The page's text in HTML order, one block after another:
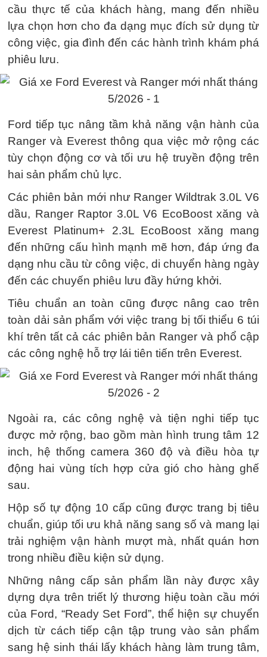
cầu thực tế của khách hàng, mang đến nhiều
lựa chọn hơn cho đa dạng mục đích sử dụng từ
công việc, gia đình đến các hành trình khám phá
phiêu lưu.
Ford tiếp tục nâng tầm khả năng vận hành của
Ranger và Everest thông qua việc mở rộng các
tùy chọn động cơ và tối ưu hệ truyền động trên
hai sản phẩm chủ lực.
Các phiên bản mới như Ranger Wildtrak 3.0L V6
dầu, Ranger Raptor 3.0L V6 EcoBoost xăng và
Everest Platinum+ 2.3L EcoBoost xăng mang
đến những cấu hình mạnh mẽ hơn, đáp ứng đa
dạng nhu cầu từ công việc, di chuyển hàng ngày
đến các chuyến phiêu lưu đầy hứng khởi.
Tiêu chuẩn an toàn cũng được nâng cao trên
toàn dải sản phẩm với việc trang bị tối thiểu 6 túi
khí trên tất cả các phiên bản Ranger và phổ cập
các công nghệ hỗ trợ lái tiên tiến trên Everest.
Ngoài ra, các công nghệ và tiện nghi tiếp tục
được mở rộng, bao gồm màn hình trung tâm 12
inch, hệ thống camera 360 độ và điều hòa tự
động hai vùng tích hợp cửa gió cho hàng ghế
sau.
Hộp số tự động 10 cấp cũng được trang bị tiêu
chuẩn, giúp tối ưu khả năng sang số và mang lại
trải nghiệm vận hành mượt mà, nhất quán hơn
trong nhiều điều kiện sử dụng.
Những nâng cấp sản phẩm lần này được xây
dựng dựa trên triết lý thương hiệu toàn cầu mới
của Ford, “Ready Set Ford”, thể hiện sự chuyển
dịch từ cách tiếp cận tập trung vào sản phẩm
sang hệ sinh thái lấy khách hàng làm trung tâm,